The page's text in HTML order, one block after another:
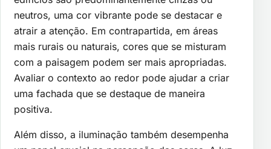
neutros, uma cor vibrante pode se destacar e
atrair a atenção. Em contrapartida, em áreas
mais rurais ou naturais, cores que se misturam
com a paisagem podem ser mais apropriadas.
Avaliar o contexto ao redor pode ajudar a criar
uma fachada que se destaque de maneira
positiva.
Além disso, a iluminação também desempenha